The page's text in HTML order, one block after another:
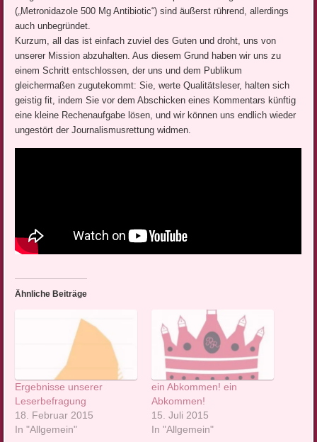
(„Metronidazole 500 Mg Antibiotic“) sind äußerst rührend, allerdings
auch unbegründet.
Kurzum, all das ist einfach zuviel des Guten und droht, uns von
unserer Mission abzuhalten. Aus diesem Grund haben wir uns zu
einem Schritt entschlossen, der uns und dem Publikum
gleichermaßen zugutekommt: Sie, werte Qualitätsleser, halten sich
geistig fit, indem Sie vor dem Abschicken eines Kommentars künftig
eine kleine Rechenaufgabe lösen, und wir können uns endlich wieder
ungestört der Journalismusrettung widmen.
Ähnliche Beiträge
Ergebnisse unserer
Leserbefragung
18. Februar 2015
In "Allgemein"
ein Abkommen! ein
Abkommen!
15. Juli 2015
In "Allgemein"